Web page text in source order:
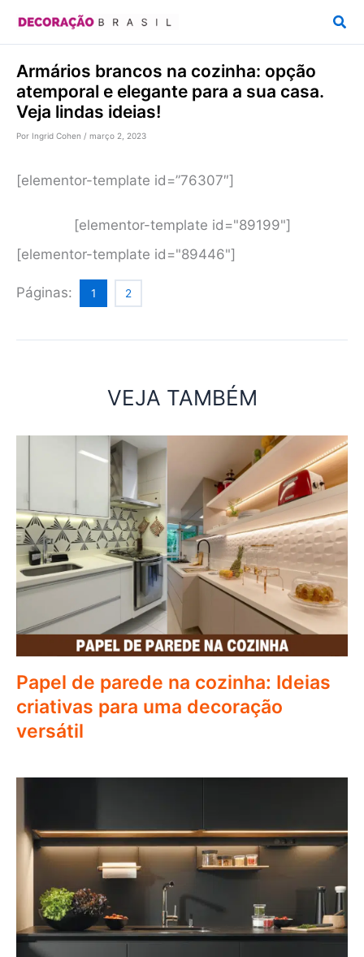
conteúdo
Armários brancos na cozinha: opção
atemporal e elegante para a sua casa.
Veja lindas ideias!
Por Ingrid Cohen / março 2, 2023
[elementor-template id=”76307″]
[elementor-template id="89199"]
[elementor-template id="89446"]
Páginas: 1 2
VEJA TAMBÉM
Papel de parede na cozinha: Ideias
criativas para uma decoração
versátil